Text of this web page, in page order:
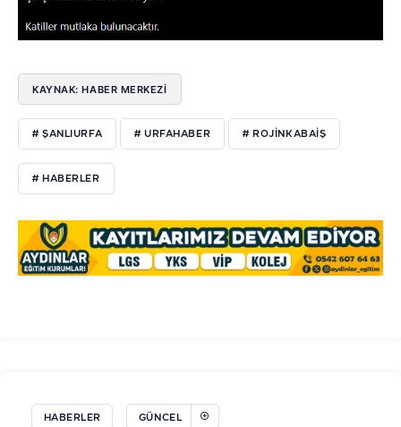
KAYNAK: HABER MERKEZI
# ŞANLIURFA # URFAHABER # ROJINKABAIŞ
# HABERLER
HABERLER GÜNCEL